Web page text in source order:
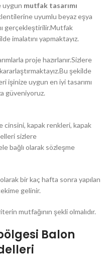
uygun mutfak tasarımı
uyumlu beyaz eşya
gerçekleştirilir.Mutfak
imalatını yapmaktayız.
proje hazırlanır.Sizlere
şekilde
işinize uygun en iyi tasarımı
güveniyoruz.
cinsini, kapak renkleri, kapak
sizlere
bağlı olarak sözleşme
bir kaç hafta sonra yapılan
gelinir.
mutfağının şekli olmalıdır.
Balon